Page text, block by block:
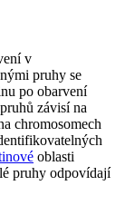
v
pruhy se
po obarvení
závisí na
chromosomech
oblasti
pruhy odpovídají